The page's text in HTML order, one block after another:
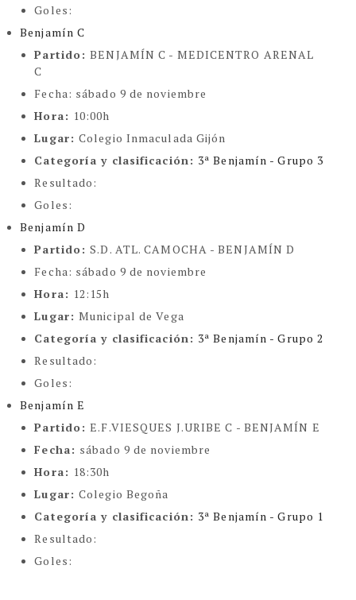
Goles:
Benjamín C
Partido:BENJAMÍN C - MEDICENTRO ARENAL
C
Fecha: sábado 9 de noviembre
Hora: 10:00h
Lugar:Colegio Inmaculada Gijón
Categoría y clasificación: 3ª Benjamín - Grupo 3
Resultado:
Goles:
Benjamín D
Partido:S.D. ATL. CAMOCHA - BENJAMÍN D
Fecha: sábado 9 de noviembre
Hora: 12:15h
Lugar:Municipal de Vega
Categoría y clasificación: 3ª Benjamín - Grupo 2
Resultado:
Goles:
Benjamín E
Partido:E.F.VIESQUES J.URIBE C - BENJAMÍN E
Fecha: sábado 9 de noviembre
Hora: 18:30h
Lugar:Colegio Begoña
Categoría y clasificación: 3ª Benjamín - Grupo 1
Resultado:
Goles: